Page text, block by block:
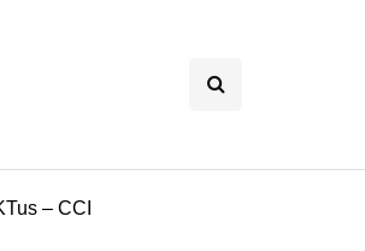
– CCI